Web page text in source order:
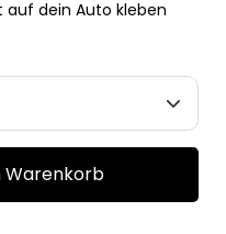
auf dein Auto kleben
Warenkorb